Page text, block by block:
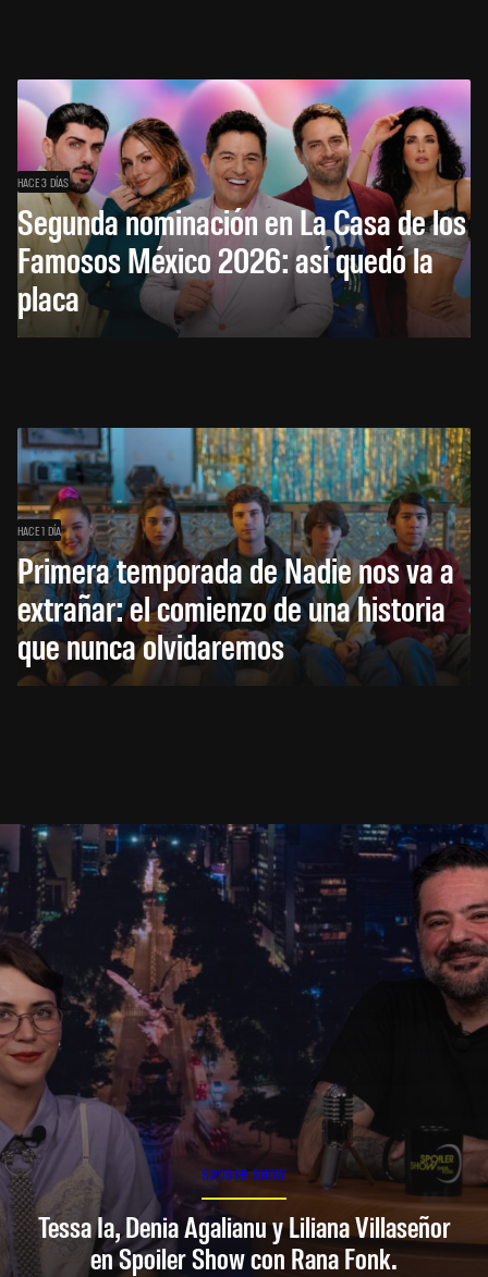
HACE 3 DÍAS
Segunda nominación en La Casa de los
Famosos México 2026: así quedó la
placa
HACE 1 DÍA
Primera temporada de Nadie nos va a
extrañar: el comienzo de una historia
que nunca olvidaremos
SPOILER SHOW
Tessa Ia, Denia Agalianu y Liliana Villaseñor
en Spoiler Show con Rana Fonk.